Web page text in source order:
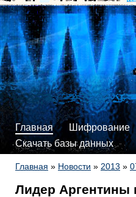
Главная
Шифрование
Скачать базы данных
Главная » Новости » 2013 »
Лидер Аргентины